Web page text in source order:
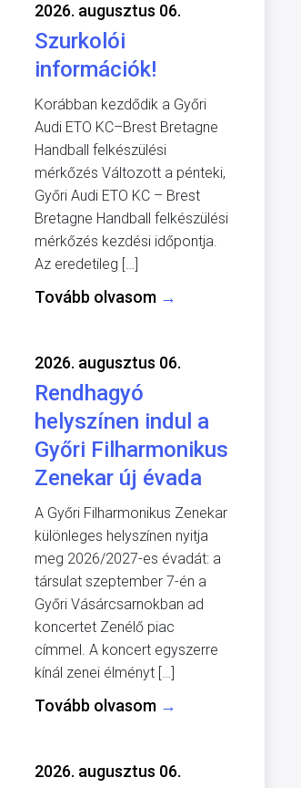
2026. augusztus 06.
Szurkolói
információk!
Korábban kezdődik a Győri
Audi ETO KC–Brest Bretagne
Handball felkészülési
mérkőzés Változott a pénteki,
Győri Audi ETO KC – Brest
Bretagne Handball felkészülési
mérkőzés kezdési időpontja.
Az eredetileg […]
Tovább olvasom →
2026. augusztus 06.
Rendhagyó
helyszínen indul a
Győri Filharmonikus
Zenekar új évada
A Győri Filharmonikus Zenekar
különleges helyszínen nyitja
meg 2026/2027-es évadát: a
társulat szeptember 7-én a
Győri Vásárcsarnokban ad
koncertet Zenélő piac
címmel. A koncert egyszerre
kínál zenei élményt […]
Tovább olvasom →
2026. augusztus 06.